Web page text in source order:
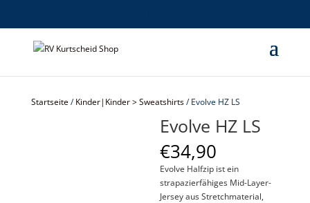
Startseite/Kinder|Kinder > Sweatshirts/ Evolve HZ LS
Evolve HZ LS
€34,90
Evolve Halfzip ist ein
strapazierfähiges Mid-Layer-
Jersey aus Stretchmaterial,